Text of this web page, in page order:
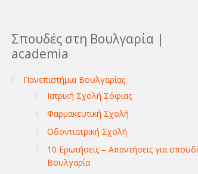
Σπουδές στη Βουλγαρία |
academia
Πανεπιστήμια Βουλγαρίας
Ιατρική Σχολή Σόφιας
Φαρμακευτική Σχολή
Οδοντιατρική Σχολή
10 Ερωτήσεις – Απαντήσεις για
Βουλγαρία